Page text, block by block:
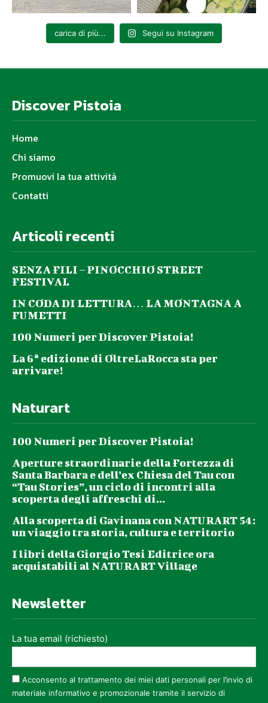
carica di più... Segui su Instagram
Discover Pistoia
Home
Chi siamo
Promuovi la tua attività
Contatti
Articoli recenti
SENZA FILI – PINOCCHIO STREET
FESTIVAL
IN CODA DI LETTURA… LA MONTAGNA A
FUMETTI
100 Numeri per Discover Pistoia!
La 6ª edizione di OltreLaRocca sta per
arrivare!
Naturart
100 Numeri per Discover Pistoia!
Aperture straordinarie della Fortezza di
Santa Barbara e dell’ex Chiesa del Tau con
“Tau Stories”, un ciclo di incontri alla
scoperta degli affreschi di...
Alla scoperta di Gavinana con NATURART 54:
un viaggio tra storia, cultura e territorio
I libri della Giorgio Tesi Editrice ora
acquistabili al NATURART Village
Newsletter
La tua email (richiesto)
Acconsento al trattamento dei miei dati personali per l’invio di
materiale informativo e promozionale tramite il servizio di